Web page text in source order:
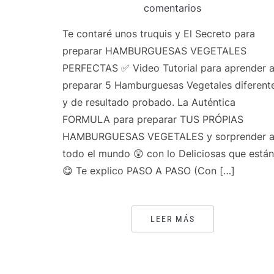
comentarios
Te contaré unos truquis y El Secreto para
preparar HAMBURGUESAS VEGETALES
PERFECTAS ✅ Video Tutorial para aprender a
preparar 5 Hamburguesas Vegetales
y de resultado probado. La Auténtica
FORMULA para preparar TUS PRÓPIAS
HAMBURGUESAS VEGETALES y sorprender a
todo el mundo 😲 con lo Deliciosas que están
😋 Te explico PASO A PASO (Con […]
LEER MÁS